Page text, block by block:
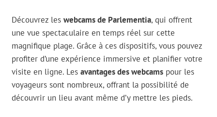
Découvrez les webcams de Parlementia, qui offrent
une vue spectaculaire en temps réel sur cette
magnifique plage. Grâce à ces dispositifs, vous pouvez
profiter d’une expérience immersive et planifier votre
visite en ligne. Les avantages des webcams pour les
voyageurs sont nombreux, offrant la possibilité de
découvrir un lieu avant même d’y mettre les pieds.